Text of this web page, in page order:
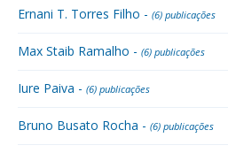
Ernani T. Torres Filho - (6) publicações
Max Staib Ramalho - (6) publicações
Iure Paiva - (6) publicações
Bruno Busato Rocha - (6) publicações